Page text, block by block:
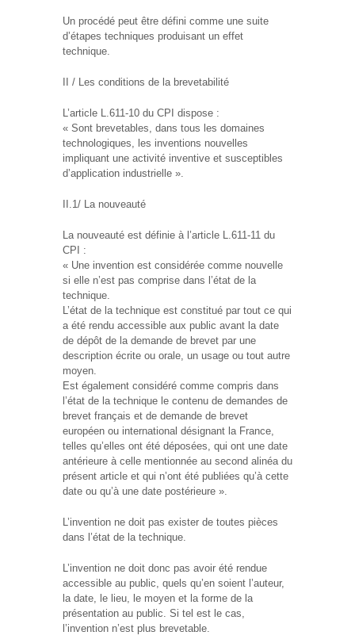
Un procédé peut être défini comme une suite
d’étapes techniques produisant un effet
technique.
II / Les conditions de la brevetabilité
L’article L.611-10 du CPI dispose :
« Sont brevetables, dans tous les domaines
technologiques, les inventions nouvelles
impliquant une activité inventive et susceptibles
d’application industrielle ».
II.1/ La nouveauté
La nouveauté est définie à l’article L.611-11 du
CPI :
« Une invention est considérée comme nouvelle
si elle n’est pas comprise dans l’état de la
technique.
L’état de la technique est constitué par tout ce qui
a été rendu accessible aux public avant la date
de dépôt de la demande de brevet par une
description écrite ou orale, un usage ou tout autre
moyen.
Est également considéré comme compris dans
l’état de la technique le contenu de demandes de
brevet français et de demande de brevet
européen ou international désignant la France,
telles qu’elles ont été déposées, qui ont une date
antérieure à celle mentionnée au second alinéa du
présent article et qui n’ont été publiées qu’à cette
date ou qu’à une date postérieure ».
L’invention ne doit pas exister de toutes pièces
dans l’état de la technique.
L’invention ne doit donc pas avoir été rendue
accessible au public, quels qu’en soient l’auteur,
la date, le lieu, le moyen et la forme de la
présentation au public. Si tel est le cas,
l’invention n’est plus brevetable.